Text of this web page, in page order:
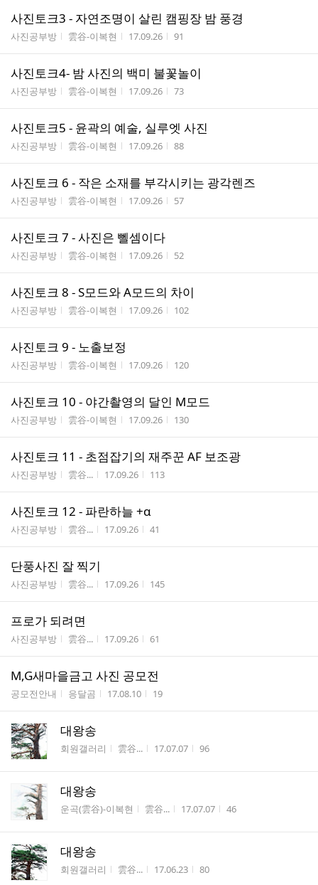
사진토크3 - 자연조명이 살린 캠핑장 밤 풍경
게시판명
사진공부방 작성자
雲谷-이복현 작성시간
17.09.26 조회수
91
사진토크4- 밤 사진의 백미 불꽃놀이
게시판명
사진공부방 작성자
雲谷-이복현 작성시간
17.09.26 조회수
73
사진토크5 - 윤곽의 예술, 실루엣 사진
게시판명
사진공부방 작성자
雲谷-이복현 작성시간
17.09.26 조회수
88
사진토크 6 - 작은 소재를 부각시키는 광각렌즈
게시판명
사진공부방 작성자
雲谷-이복현 작성시간
17.09.26 조회수
57
사진토크 7 - 사진은 뻴셈이다
게시판명
사진공부방 작성자
雲谷-이복현 작성시간
17.09.26 조회수
52
사진토크 8 - S모드와 A모드의 차이
게시판명
사진공부방 작성자
雲谷-이복현 작성시간
17.09.26 조회수
102
사진토크 9 - 노출보정
게시판명
사진공부방 작성자
雲谷-이복현 작성시간
17.09.26 조회수
120
사진토크 10 - 야간촬영의 달인 M모드
게시판명
사진공부방 작성자
雲谷-이복현 작성시간
17.09.26 조회수
130
사진토크 11 - 초점잡기의 재주꾼 AF 보조광
게시판명
사진공부방 작성자
雲谷... 작성시간
17.09.26 조회수
113
사진토크 12 - 파란하늘 +α
게시판명
사진공부방 작성자
雲谷... 작성시간
17.09.26 조회수
41
단풍사진 잘 찍기
게시판명
사진공부방 작성자
雲谷... 작성시간
17.09.26 조회수
145
프로가 되려면
게시판명
사진공부방 작성자
雲谷... 작성시간
17.09.26 조회수
61
M,G새마을금고 사진 공모전
게시판명
공모전안내 작성자
응달곰 작성시간
17.08.10 조회수
19
대왕송
게시판명
회원갤러리 작성자
雲谷... 작성시간
17.07.07 조회수
96
대왕송
게시판명
운곡(雲谷)-이복현 작성자
雲谷... 작성시간
17.07.07 조회수
46
대왕송
게시판명
회원갤러리 작성자
雲谷... 작성시간
17.06.23 조회수
80